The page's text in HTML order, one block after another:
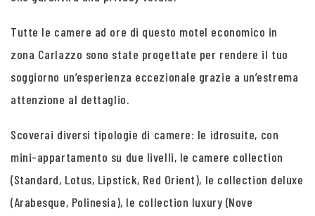
Tutte le camere ad ore di questo motel economico in
zona Carlazzo sono state progettate per rendere il tuo
soggiorno un’esperienza eccezionale grazie a un’estrema
attenzione al dettaglio.
Scoverai diversi tipologie di camere: le idrosuite, con
mini-appartamento su due livelli, le camere collection
(Standard, Lotus, Lipstick, Red Orient), le collection deluxe
(Arabesque, Polinesia), le collection luxury (Nove